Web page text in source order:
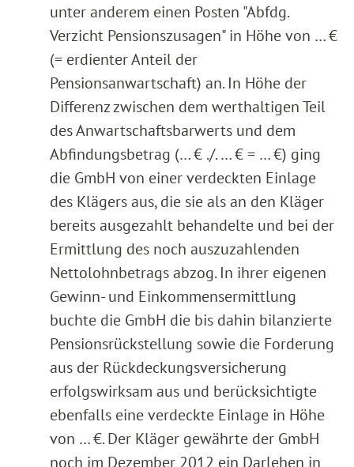
unter anderem einen Posten "Abfdg.
Verzicht Pensionszusagen" in Höhe von … €
(= erdienter Anteil der
Pensionsanwartschaft) an. In Höhe der
Differenz zwischen dem werthaltigen Teil
des Anwartschaftsbarwerts und dem
Abfindungsbetrag (… € ./. … € = … €) ging
die GmbH von einer verdeckten Einlage
des Klägers aus, die sie als an den Kläger
bereits ausgezahlt behandelte und bei der
Ermittlung des noch auszuzahlenden
Nettolohnbetrags abzog. In ihrer eigenen
Gewinn- und Einkommensermittlung
buchte die GmbH die bis dahin bilanzierte
Pensionsrückstellung sowie die Forderung
aus der Rückdeckungsversicherung
erfolgswirksam aus und berücksichtigte
ebenfalls eine verdeckte Einlage in Höhe
von … €. Der Kläger gewährte der GmbH
noch im Dezember 2012 ein Darlehen in